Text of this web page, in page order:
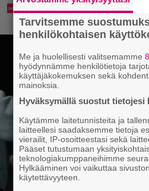
Tarvitsemme
henkilökohtaisen
Me ja huolellisesti valitsemamme
hyödynnämme henkilötietoja
käyttäjäkokemuksen sekä
mainoksia.
Hyväksymällä suostut tietojesi
Käytämme laitetunnisteita ja
laitteellesi saadaksemme tietoja
vierailit, IP-osoitteestasi sekä
Pääset tutustumaan
teknologiakumppaneihimme
Hylkääminen voi vaikuttaa
käytettävyyteen.